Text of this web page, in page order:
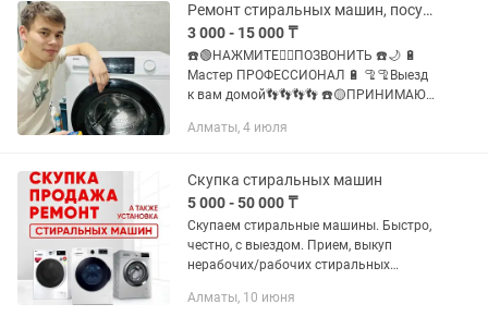
Ремонт стиральных машин, посудомоечных машин, установка выезд на дом мастер
3 000 - 15 000 ₸
☎️🟢НАЖМИТЕ👆🏻ПОЗВОНИТЬ ☎️🌙 🔋
Мастер ПРОФЕССИОНАЛ 🔋 🦿🦿Выезд
к вам домой👣👣👣👣 ☎️🟡ПРИНИМАЮ
РЕМОНТИРУЮ ВСЕХ ВИДОВ ТЕХНИКИ
👆🏻 ⚡️Ремонт...
Алматы, 4 июля
Скупка стиральных машин
5 000 - 50 000 ₸
Скупаем стиральные машины. Быстро,
честно, с выездом. Прием, выкуп
нерабочих/рабочих стиральных
профессиональный ремонт
Алматы, 10 июня